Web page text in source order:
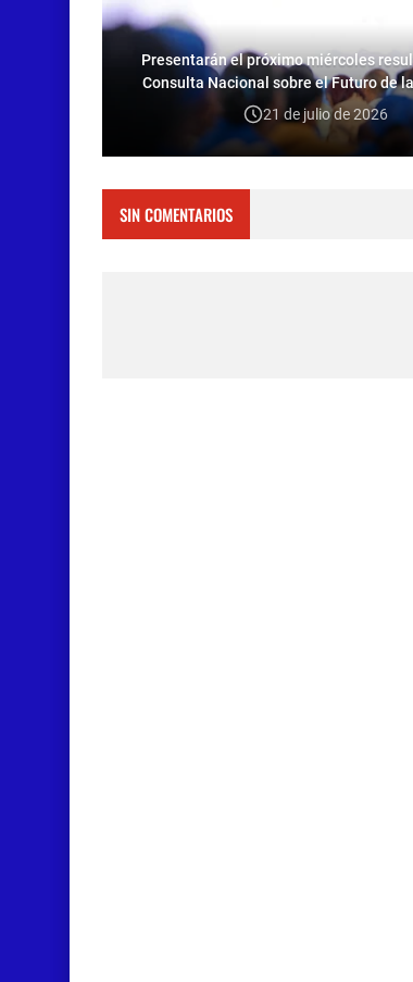
Presentarán el próximo miércoles
Consulta Nacional sobre el Futuro de
21 de julio de 2026
SIN COMENTARIOS